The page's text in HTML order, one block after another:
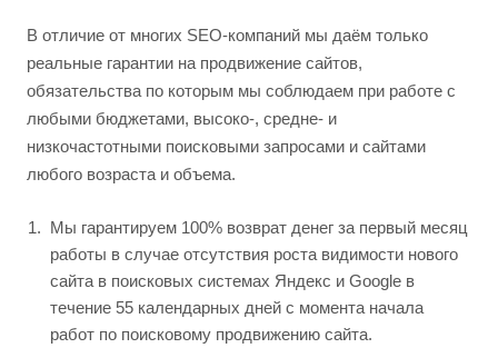
В отличие от многих SEO-компаний мы даём только
реальные гарантии на продвижение сайтов,
обязательства по которым мы соблюдаем при работе с
любыми бюджетами, высоко-, средне- и
низкочастотными поисковыми запросами и сайтами
любого возраста и объема.
Мы гарантируем 100% возврат денег за первый месяц
работы в случае отсутствия роста видимости нового
сайта в поисковых системах Яндекс и Google в
течение 55 календарных дней с момента начала
работ по поисковому продвижению сайта.